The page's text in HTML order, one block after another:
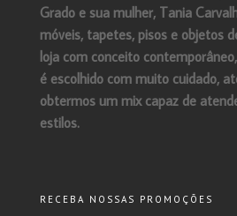
Grado e sua mulher, Tania
móveis, tapetes, pisos e objetos
loja com conceito
é escolhido com muito cuidado,
obtermos um mix capaz de
estilos.
RECEBA NOSSAS PROMOÇÕES